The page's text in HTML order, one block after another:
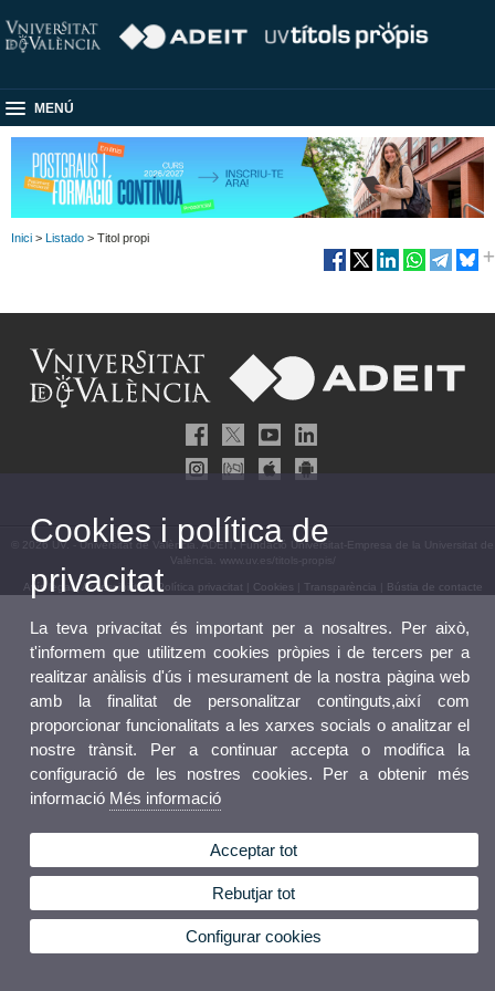
MENÚ
Inici > Listado > Titol propi
© 2026 UV. - Universitat de València. ADEIT, Fundació Universitat-Empresa de la Universitat de
València. www.uv.es/titols-propis/
Avís legal|Accessibilitat| Política privacitat Cookies Transparència Bústia de contacte
Cookies i política de
privacitat
La teva privacitat és important per a nosaltres. Per això,
t'informem que utilitzem cookies pròpies i de tercers per a
realitzar anàlisis d'ús i mesurament de la nostra pàgina web
amb la finalitat de personalitzar continguts,així com
proporcionar funcionalitats a les xarxes socials o analitzar el
nostre trànsit. Per a continuar accepta o modifica la
configuració de les nostres cookies. Per a obtenir més
informació Més informació
Acceptar tot
Rebutjar tot
Configurar cookies